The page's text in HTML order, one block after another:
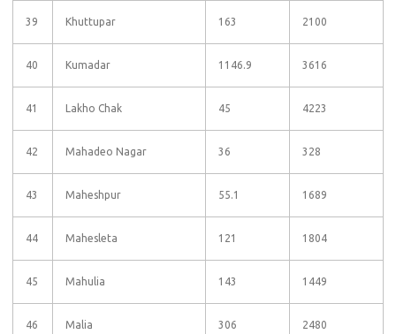
39 Khuttupar 163 2100
40 Kumadar 1146.9 3616
41 Lakho Chak 45 4223
42 Mahadeo Nagar 36 328
43 Maheshpur 55.1 1689
44 Mahesleta 121 1804
45 Mahulia 143 1449
46 Malia 306 2480